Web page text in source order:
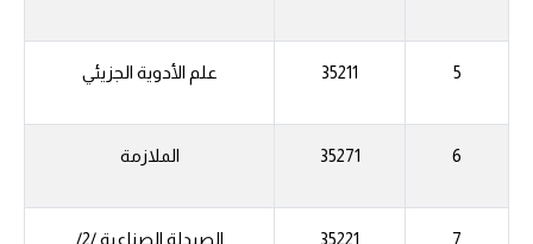
5
35211 علم الأدوية الجزيئي
6
35271 الملازمة
7
35221 الصيدلة الصناعية /2/